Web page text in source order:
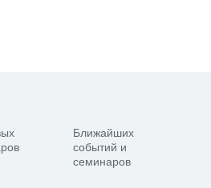
Ближайших
событий и
семинаров